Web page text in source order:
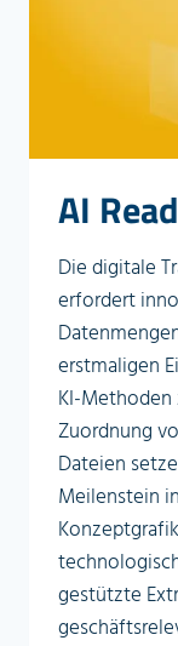
AI
Die digitale
erfordert
erstmaligen
KI-
Zuordnung
Dateien
Meilenstein
gestützte